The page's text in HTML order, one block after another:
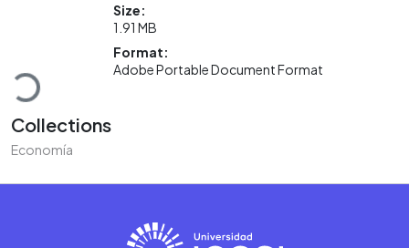
Loading...
Size:
1.91 MB
Format:
Adobe Portable Document Format
Collections
Economía